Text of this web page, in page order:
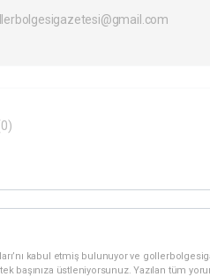
kabul etmiş bulunuyor ve
başınıza üstleniyorsunuz. Yazılan tüm